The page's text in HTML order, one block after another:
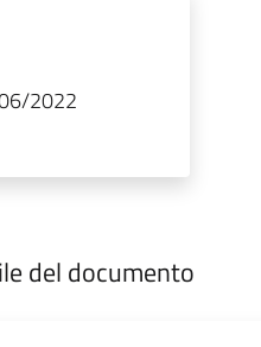
2022
del documento